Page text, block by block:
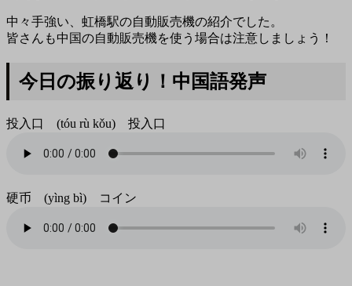
中々手強い、虹橋駅の自動販売機の紹介でした。
皆さんも中国の自動販売機を使う場合は注意しましょう！
今日の振り返り！中国語発声
投入口 (tóu rù kǒu) 投入口
硬币 (yìng bì) コイン